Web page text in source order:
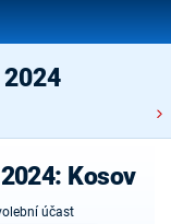
Kosov
účast